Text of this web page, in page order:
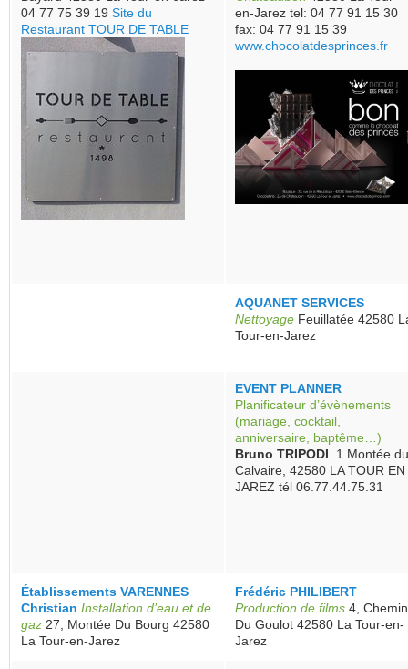
04 77 75 39 19 Site du
Restaurant TOUR DE TABLE
en-Jarez tel: 04 77 91 15 30
fax: 04 77 91 15 39
www.chocolatdesprinces.fr
AQUANET SERVICES
Nettoyage Feuillatée 42580
Tour-en-Jarez
EVENT PLANNER
Planificateur d’évènements
(mariage, cocktail,
anniversaire, baptême…)
Bruno TRIPODI
1 Montée du
Calvaire, 42580 LA TOUR EN
JAREZ tél 06.77.44.75.31
Établissements VARENNES
Christian Installation d’eau et de
gaz 27, Montée Du Bourg 42580
La Tour-en-Jarez
Frédéric PHILIBERT
Production de films 4, Chemin
Du Goulot 42580 La Tour-en-
Jarez